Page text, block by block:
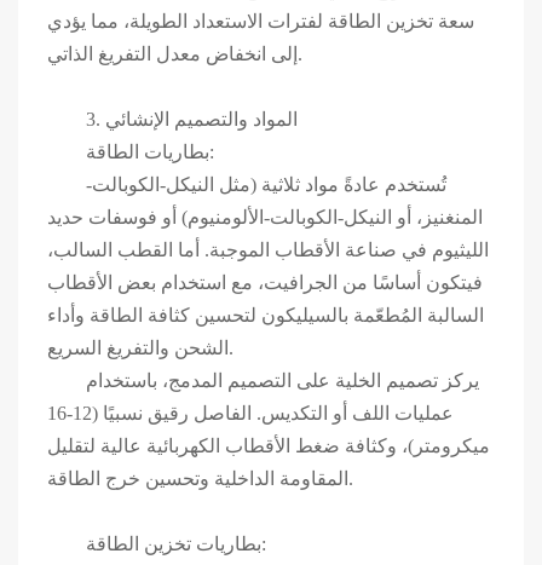
سعة تخزين الطاقة لفترات الاستعداد الطويلة، مما يؤدي
إلى انخفاض معدل التفريغ الذاتي.
3. المواد والتصميم الإنشائي
بطاريات الطاقة:
تُستخدم عادةً مواد ثلاثية (مثل النيكل-الكوبالت-
المنغنيز، أو النيكل-الكوبالت-الألومنيوم) أو فوسفات حديد
الليثيوم في صناعة الأقطاب الموجبة. أما القطب السالب،
فيتكون أساسًا من الجرافيت، مع استخدام بعض الأقطاب
السالبة المُطعّمة بالسيليكون لتحسين كثافة الطاقة وأداء
الشحن والتفريغ السريع.
يركز تصميم الخلية على التصميم المدمج، باستخدام
عمليات اللف أو التكديس. الفاصل رقيق نسبيًا (12-16
ميكرومتر)، وكثافة ضغط الأقطاب الكهربائية عالية لتقليل
المقاومة الداخلية وتحسين خرج الطاقة.
بطاريات تخزين الطاقة: